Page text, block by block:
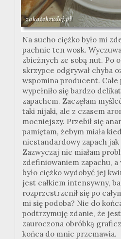
Na sucho ciężko było mi
pachnie ten wosk.
zbieżnych ze sobą nut. Po
skrzypce odgrywał chyba
wspomina producent.
wypełniło się bardzo
zapachem. Zaczęłam
taki nijaki, ale z czasem
mocniejszy. Przebił się
pamiętam, żebym miała
niestandardowy zapach jak
Zazwyczaj nie miałam
zdefiniowaniem zapachu,
było ciężko wydobyć jej
jest całkiem intensywny,
rozprzestrzenił się po
mi się podoba? Nie do
podtrzymuję zdanie, że
zauroczona obróbką
końca do mnie przemawia.